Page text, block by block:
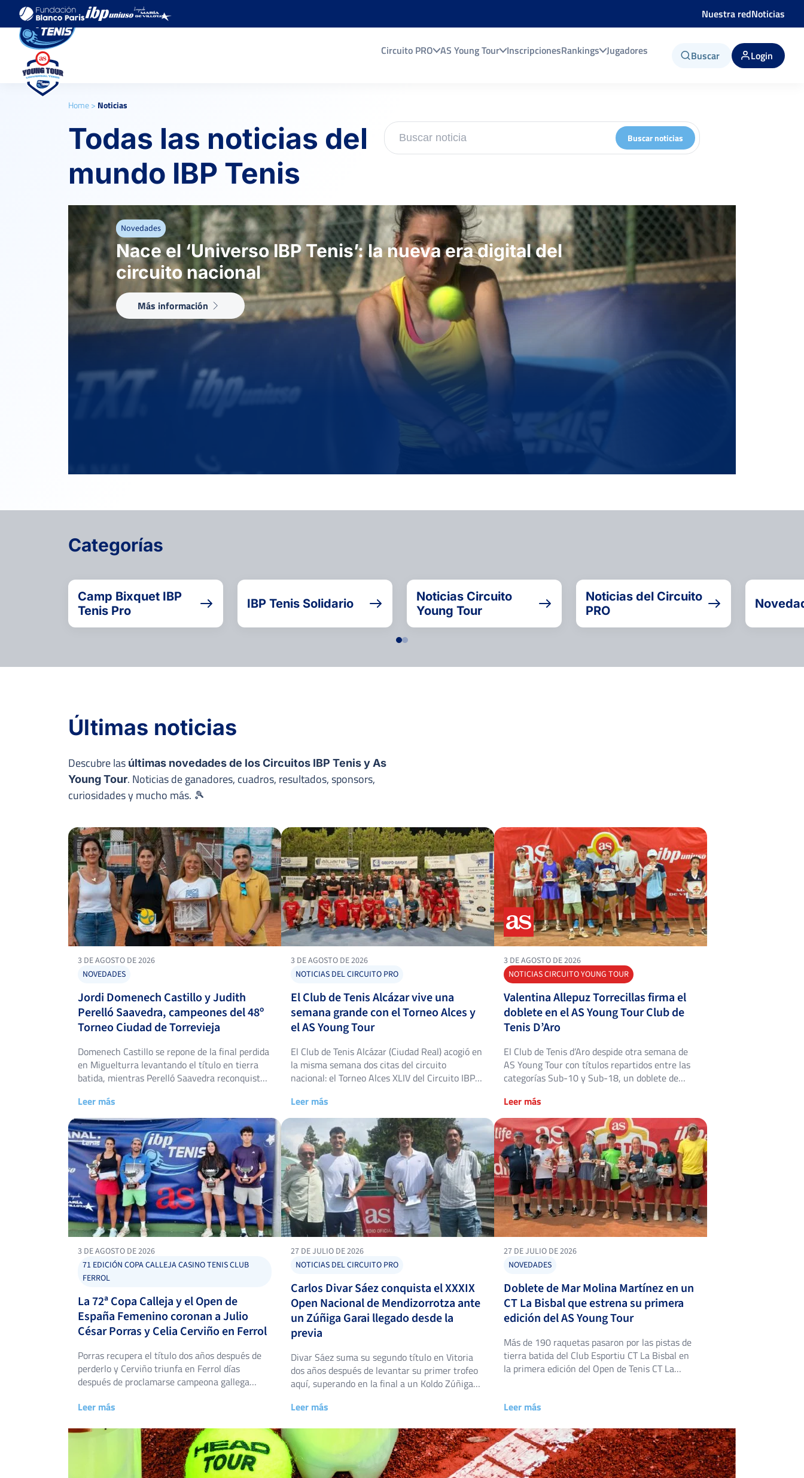
Nuestra redNoticias
Circuito PRO AS Young Tour InscripcionesRankings Jugadores Buscar Login
Home> Noticias
Novedades
Nace el ‘Universo IBP Tenis’: la nueva era digital del
circuito nacional
Más información
Todas las noticias del
mundo IBP Tenis
Buscar noticias
Categorías
Camp Bixquet IBP
Tenis Pro
IBP Tenis Solidario
Noticias Circuito
Young Tour
Noticias del Circuito
PRO
Últimas noticias
Descubre las últimas novedades de los Circuitos IBP Tenis y As
Young Tour. Noticias de ganadores, cuadros, resultados, sponsors,
curiosidades y mucho más. 🎾
3 DE AGOSTO DE 2026
NOVEDADES
Jordi Domenech Castillo y Judith
Perelló Saavedra, campeones del 48º
Torneo Ciudad de Torrevieja
Domenech Castillo se repone de la final perdida
en Miguelturra levantando el título en tierra
batida, mientras Perelló Saavedra reconquista
2024. El Club de Tenis Torrevieja volvió a abrir
sus puertas del 25 de julio al 2 de agosto para
acoger el 48º Torneo Ciudad […]
Leer más
3 DE AGOSTO DE 2026
NOTICIAS DEL CIRCUITO PRO
El Club de Tenis Alcázar vive una
semana grande con el Torneo Alces y
el AS Young Tour
El Club de Tenis Alcázar (Ciudad Real) acogió en
la misma semana dos citas del circuito
nacional: el Torneo Alces XLIV del Circuito IBP
de Tenis Alcázar, con triunfos destacados en
ambos cuadros. Torneo Alces XLIV: título para
Alejandro López Escribano El Torneo Alces […]
Leer más
3 DE AGOSTO DE 2026
NOTICIAS CIRCUITO YOUNG TOUR
Valentina Allepuz Torrecillas firma el
doblete en el AS Young Tour Club de
Tenis D’Aro
El Club de Tenis d’Aro despide otra semana de
AS Young Tour con títulos repartidos entre las
categorías Sub-10 y Sub-18, un doblete de
la revalidación del título más joven del cuadro
en un súper tie-break de infarto. El Open de
Tenis Club de Tenis D’Aro ha bajado el […]
Leer más
3 DE AGOSTO DE 2026
71 EDICIÓN COPA CALLEJA CASINO TENIS CLUB
FERROL
La 72ª Copa Calleja y el Open de
España Femenino coronan a Julio
César Porras y Celia Cerviño en Ferrol
Porras recupera el título dos años después de
perderlo y Cerviño triunfa en Ferrol días
después de proclamarse campeona gallega
tenística entre el 24 de julio y el 1 de agosto.
acogieron, una semana más, dos de las citas
Leer más
27 DE JULIO DE 2026
NOTICIAS DEL CIRCUITO PRO
Carlos Divar Sáez conquista el XXXIX
Open Nacional de Mendizorrotza ante
un Zúñiga Garai llegado desde la
previa
Divar Sáez suma su segundo título en Vitoria
dos años después de levantar su primer trofeo
aquí, superando en la final a un Koldo Zúñiga
fase previa. El Club de Tenis Mendizorroza, en
nueva edición del XXXIX Open […]
Leer más
27 DE JULIO DE 2026
NOVEDADES
Doblete de Mar Molina Martínez en un
CT La Bisbal que estrena su primera
edición del AS Young Tour
Más de 190 raquetas pasaron por las pistas de
tierra batida del Club Esportiu CT La Bisbal en
la primera edición del Open de Tenis CT La
(Girona). El club gerundense, con siete pistas de
Leer más